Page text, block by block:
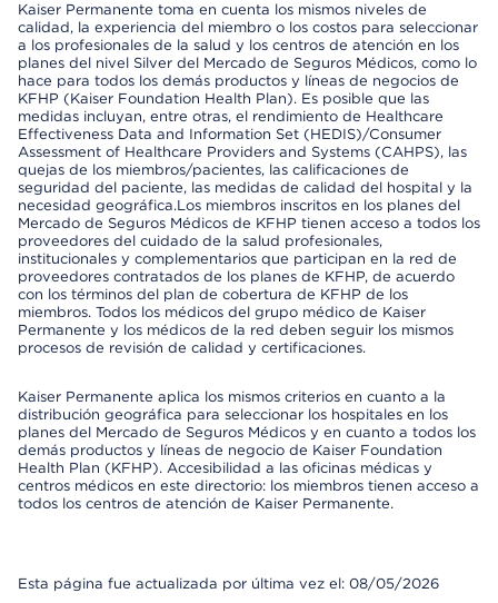
Kaiser Permanente toma en cuenta los mismos niveles de
calidad, la experiencia del miembro o los costos para seleccionar
a los profesionales de la salud y los centros de atención en los
planes del nivel Silver del Mercado de Seguros Médicos, como lo
hace para todos los demás productos y líneas de negocios de
KFHP (Kaiser Foundation Health Plan). Es posible que las
medidas incluyan, entre otras, el rendimiento de Healthcare
Effectiveness Data and Information Set (HEDIS)/Consumer
Assessment of Healthcare Providers and Systems (CAHPS), las
quejas de los miembros/pacientes, las calificaciones de
seguridad del paciente, las medidas de calidad del hospital y la
necesidad geográfica.Los miembros inscritos en los planes del
Mercado de Seguros Médicos de KFHP tienen acceso a todos los
proveedores del cuidado de la salud profesionales,
institucionales y complementarios que participan en la red de
proveedores contratados de los planes de KFHP, de acuerdo
con los términos del plan de cobertura de KFHP de los
miembros. Todos los médicos del grupo médico de Kaiser
Permanente y los médicos de la red deben seguir los mismos
procesos de revisión de calidad y certificaciones.
Kaiser Permanente aplica los mismos criterios en cuanto a la
distribución geográfica para seleccionar los hospitales en los
planes del Mercado de Seguros Médicos y en cuanto a todos los
demás productos y líneas de negocio de Kaiser Foundation
Health Plan (KFHP). Accesibilidad a las oficinas médicas y
centros médicos en este directorio: los miembros tienen acceso a
todos los centros de atención de Kaiser Permanente.
Esta página fue actualizada por última vez el: 08/05/2026